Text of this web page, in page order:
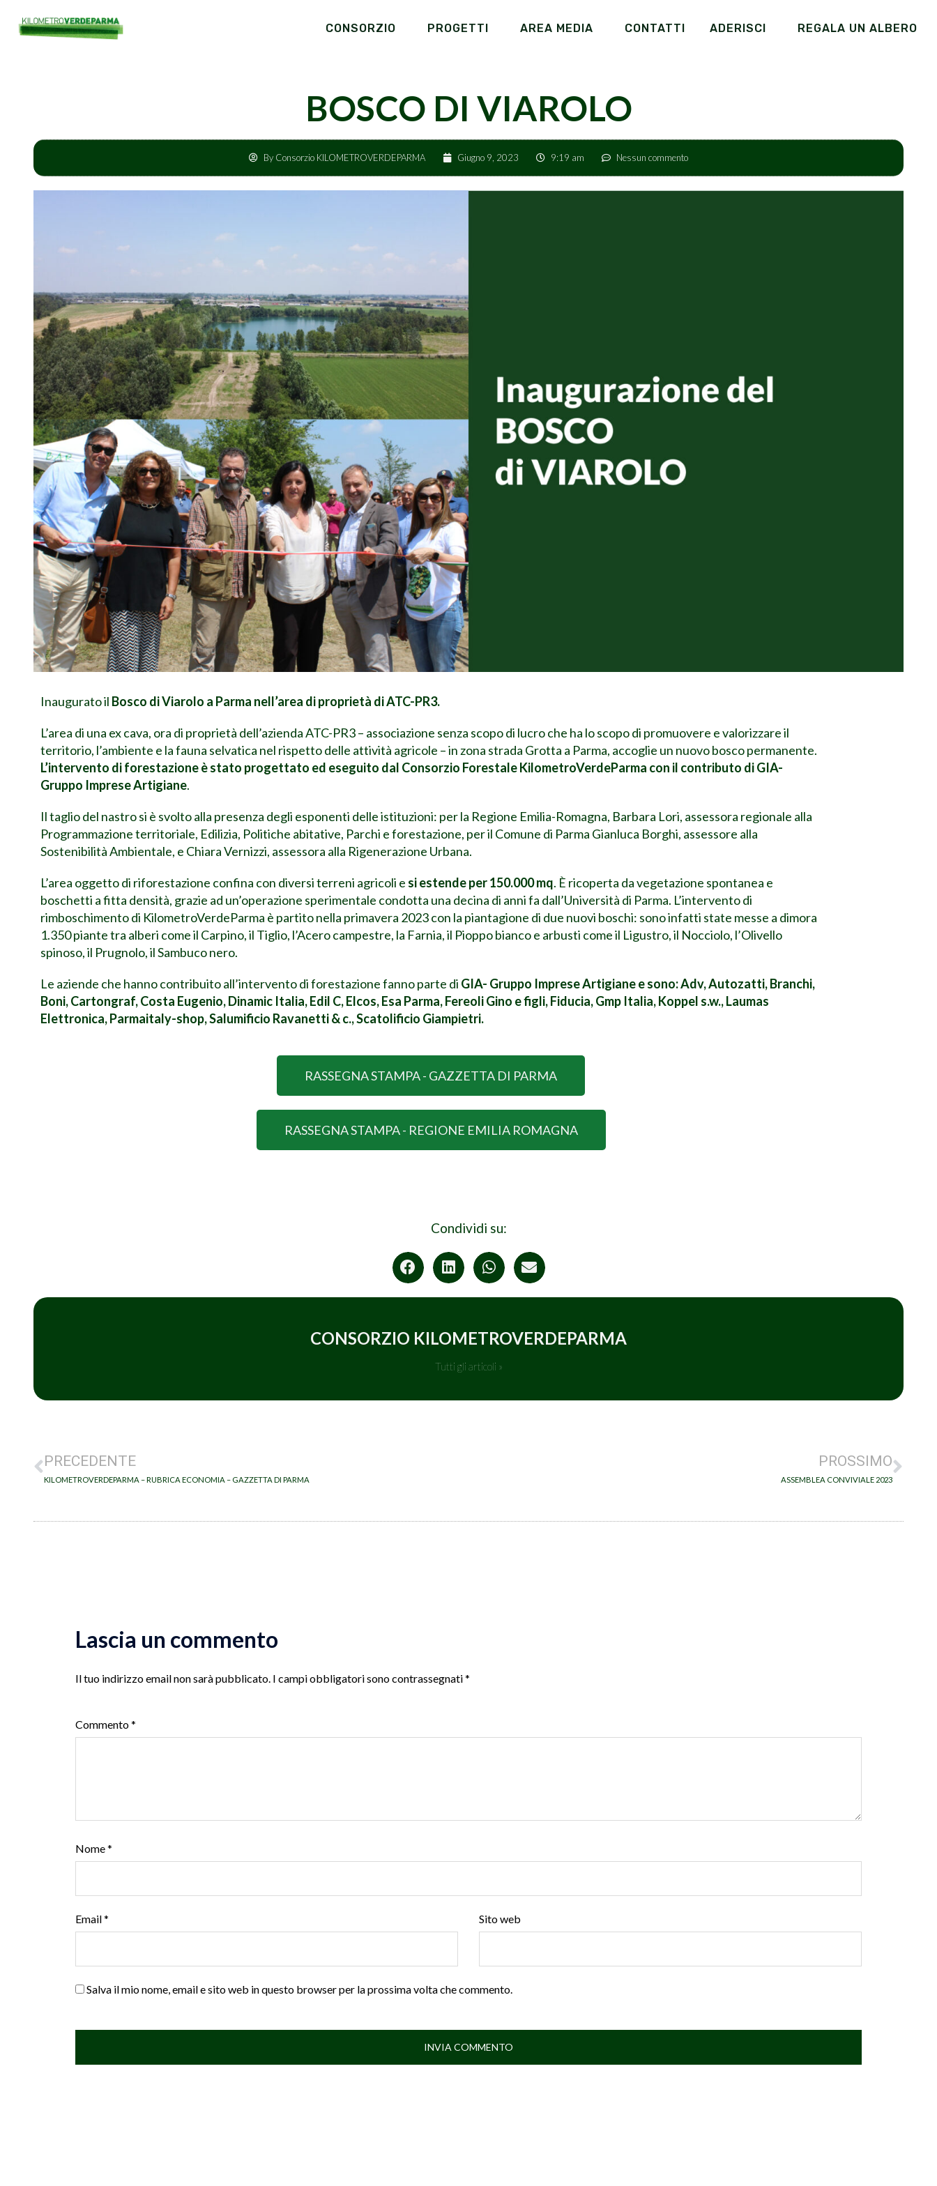
CONSORZIO PROGETTI AREA MEDIA CONTATTI ADERISCI REGALA UN ALBERO
BOSCO DI VIAROLO
By Consorzio KILOMETROVERDEPARMA Giugno 9, 2023 9:19 am Nessun commento
Inaugurato il Bosco di Viarolo a Parma nell’area di proprietà di ATC-PR3.
L’area di una ex cava, ora di proprietà dell’azienda ATC-PR3 – associazione senza scopo di lucro che ha lo scopo di promuovere e valorizzare il
territorio, l’ambiente e la fauna selvatica nel rispetto delle attività agricole – in zona strada Grotta a Parma, accoglie un nuovo bosco permanente.
L’intervento di forestazione è stato progettato ed eseguito dal Consorzio Forestale KilometroVerdeParma con il contributo di GIA-
Gruppo Imprese Artigiane.
Il taglio del nastro si è svolto alla presenza degli esponenti delle istituzioni: per la Regione Emilia-Romagna, Barbara Lori, assessora regionale alla
Programmazione territoriale, Edilizia, Politiche abitative, Parchi e forestazione, per il Comune di Parma Gianluca Borghi, assessore alla
Sostenibilità Ambientale, e Chiara Vernizzi, assessora alla Rigenerazione Urbana.
L’area oggetto di riforestazione confina con diversi terreni agricoli e si estende per 150.000 mq. È ricoperta da vegetazione spontanea e
boschetti a fitta densità, grazie ad un’operazione sperimentale condotta una decina di anni fa dall’Università di Parma. L’intervento di
rimboschimento di KilometroVerdeParma è partito nella primavera 2023 con la piantagione di due nuovi boschi: sono infatti state messe a dimora
1.350 piante tra alberi come il Carpino, il Tiglio, l’Acero campestre, la Farnia, il Pioppo bianco e arbusti come il Ligustro, il Nocciolo, l’Olivello
spinoso, il Prugnolo, il Sambuco nero.
Le aziende che hanno contribuito all’intervento di forestazione fanno parte di GIA- Gruppo Imprese Artigiane e sono: Adv, Autozatti, Branchi,
Boni, Cartongraf, Costa Eugenio, Dinamic Italia, Edil C, Elcos, Esa Parma, Fereoli Gino e figli, Fiducia, Gmp Italia, Koppel s.w., Laumas
Elettronica, Parmaitaly-shop, Salumificio Ravanetti & c., Scatolificio Giampietri.
RASSEGNA STAMPA - GAZZETTA DI PARMA
RASSEGNA STAMPA - REGIONE EMILIA ROMAGNA
Condividi su:
CONSORZIO KILOMETROVERDEPARMA
Tutti gli articoli »
PRECEDENTE
KILOMETROVERDEPARMA – RUBRICA ECONOMIA – GAZZETTA DI PARMA
PROSSIMO
ASSEMBLEA CONVIVIALE 2023
Lascia un commento
Il tuo indirizzo email non sarà pubblicato. I campi obbligatori sono contrassegnati*
Commento*
Nome*
Email* Sito web
Salva il mio nome, email e sito web in questo browser per la prossima volta che commento.